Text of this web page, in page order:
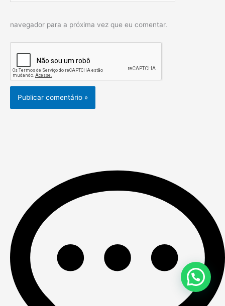
navegador para a próxima vez que eu comentar.